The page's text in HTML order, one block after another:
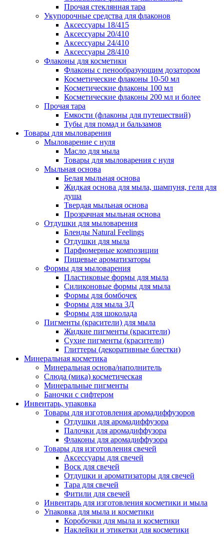
Прочая стеклянная тара
Укупорочные средства для флаконов
Аксессуары 18/415
Аксессуары 20/410
Аксессуары 24/410
Аксессуары 28/410
Флаконы для косметики
Флаконы с пенообразующим дозатором
Косметические флаконы 10-50 мл
Косметические флаконы 100 мл
Косметические флаконы 200 мл и более
Прочая тара
Емкости (флаконы для путешествий)
Тубы для помад и бальзамов
Товары для мыловарения
Мыловарение с нуля
Масло для мыла
Товары для мыловарения с нуля
Мыльная основа
Белая мыльная основа
Жидкая основа для мыла, шампуня, геля для
душа
Твердая мыльная основа
Прозрачная мыльная основа
Отдушки для мыловарения
Бленды Natural Feelings
Отдушки для мыла
Парфюмерные композиции
Пищевые ароматизаторы
Формы для мыловарения
Пластиковые формы для мыла
Силиконовые формы для мыла
Формы для бомбочек
Формы для мыла 3Д
Формы для шоколада
Пигменты (красители) для мыла
Жидкие пигменты (красители)
Сухие пигменты (красители)
Глиттеры (декоративные блестки)
Минеральная косметика
Минеральная основа/наполнитель
Слюда (мика) косметическая
Минеральные пигменты
Баночки с сифтером
Инвентарь, упаковка
Товары для изготовления аромадиффузоров
Отдушки для аромадиффузора
Палочки для аромадиффузора
Флаконы для аромадиффузора
Товары для изготовления свечей
Аксессуары для свечей
Воск для свечей
Отдушки и ароматизаторы для свечей
Тара для свечей
Фитили для свечей
Инвентарь для изготовления косметики и мыла
Упаковка для мыла и косметики
Коробочки для мыла и косметики
Наклейки и этикетки для косметики